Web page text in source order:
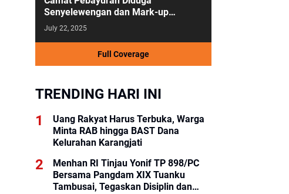
Senyelewengan dan Mark-up
Anggaran Tahun 2023-2024
July 22, 2025
Full Coverage
TRENDING HARI INI
Uang Rakyat Harus Terbuka, Warga
Minta RAB hingga BAST Dana
Kelurahan Karangjati
Menhan RI Tinjau Yonif TP 898/PC
Bersama Pangdam XIX Tuanku
Tambusai, Tegaskan Disiplin dan